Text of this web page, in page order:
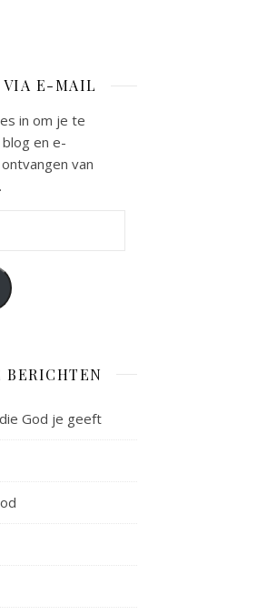
VIA E-MAIL
in om je te
en e-
van
BERICHTEN
God je geeft